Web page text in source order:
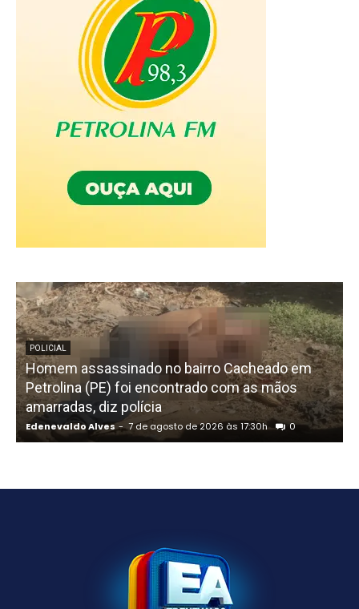
POLICIAL
Homem assassinado no bairro Cacheado em
Petrolina (PE) foi encontrado com as mãos
amarradas, diz polícia
Edenevaldo Alves - 7 de agosto de 2026 às 17:30h 0